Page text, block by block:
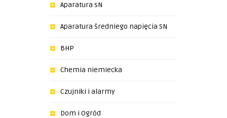
Aparatura sN
Aparatura średniego napięcia SN
BHP
Chemia niemiecka
Czujniki i alarmy
Dom i Ogród